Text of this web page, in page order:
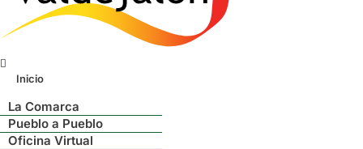
Menú
Inicio
La Comarca
Pueblo a Pueblo
Oficina Virtual